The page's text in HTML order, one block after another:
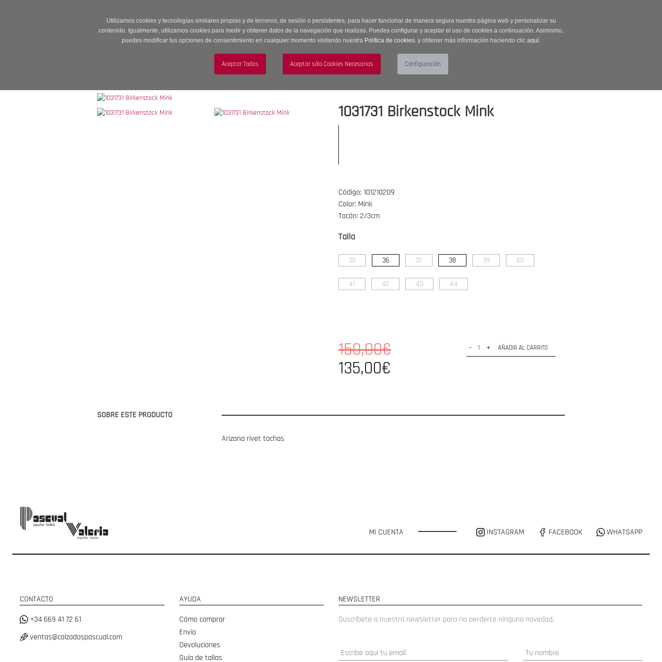
Utilizamos cookies y tecnologías similares propias y de terceros, de sesión o persistentes, para hacer funcionar de manera segura nuestra página web y personalizar su
contenido. Igualmente, utilizamos cookies para medir y obtener datos de la navegación que realizas. Puedes configurar y aceptar el uso de cookies a continuación. Asimismo,
puedes modificar tus opciones de consentimiento en cualquier momento visitando nuestra Política de cookies. y obtener más información haciendo clic aquí.
MUJER HOMBRE ACCESORIOS
1031731 Birkenstock Mink
Código: 101210209
Color: Mink
Tacón: 2/3cm
Talla
35 36 37 38 39 40
41 42 43 44
150,00€
135,00€
- + AÑADIR AL CARRITO
SOBRE ESTE PRODUCTO
Arizona rivet tachas
MI CUENTA INSTAGRAM FACEBOOK WHATSAPP
CONTACTO
+34 669 41 72 61
ventas@calzadospascual.com
AYUDA
Cómo comprar
Envío
Devoluciones
Guía de tallas
NEWSLETTER
Suscríbete a nuestra newsletter para no perderte ninguna novedad.